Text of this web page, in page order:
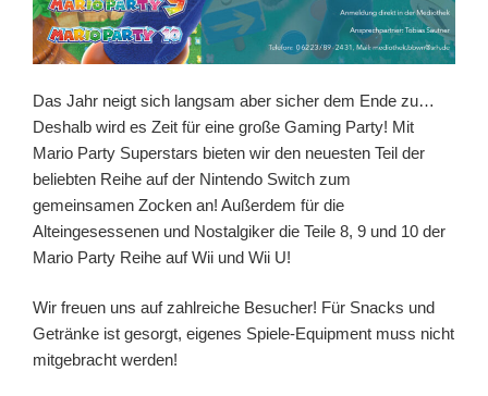
Das Jahr neigt sich langsam aber sicher dem Ende zu…
Deshalb wird es Zeit für eine große Gaming Party! Mit
Mario Party Superstars bieten wir den neuesten Teil der
beliebten Reihe auf der Nintendo Switch zum
gemeinsamen Zocken an! Außerdem für die
Alteingesessenen und Nostalgiker die Teile 8, 9 und 10 der
Mario Party Reihe auf Wii und Wii U!
Wir freuen uns auf zahlreiche Besucher! Für Snacks und
Getränke ist gesorgt, eigenes Spiele-Equipment muss nicht
mitgebracht werden!